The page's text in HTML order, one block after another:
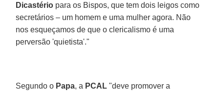
Dicastério para os Bispos, que tem dois leigos como
secretários – um homem e uma mulher agora. Não
nos esqueçamos de que o clericalismo é uma
perversão 'quietista'."
Segundo o Papa, a PCAL "deve promover a